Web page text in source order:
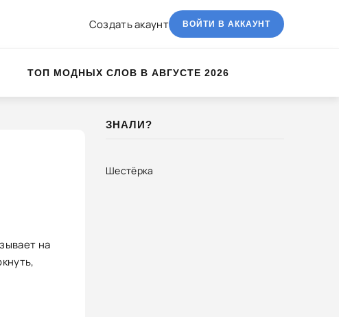
Создать акаунт ВОЙТИ В АККАУНТ
ТОП МОДНЫХ СЛОВ В АВГУСТЕ 2026
на
ЗНАЛИ?
Шестёрка